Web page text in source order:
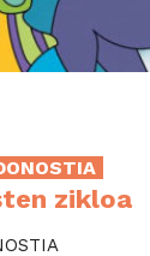
zikloa